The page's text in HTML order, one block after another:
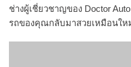
ช่างผู้เชี่ยวชาญของ Doctor
รถของคุณกลับมาสวยเหมือนให